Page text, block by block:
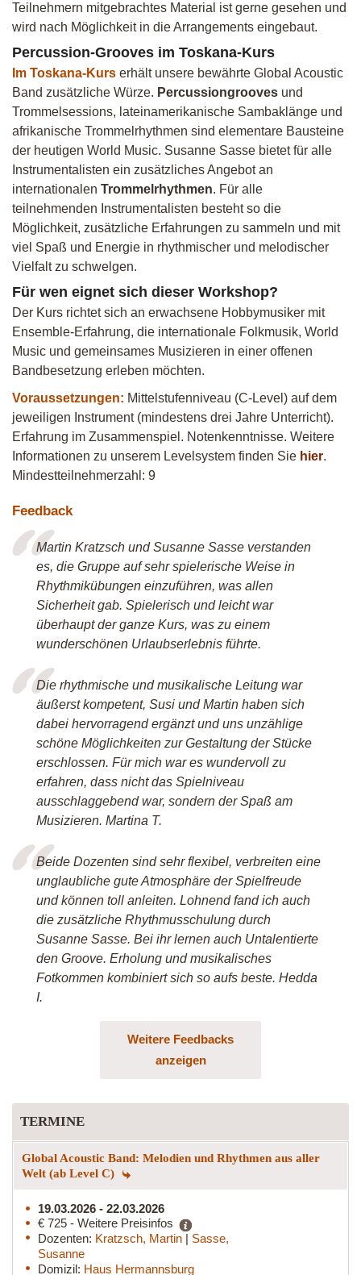
Teilnehmern mitgebrachtes Material ist gerne gesehen und
wird nach Möglichkeit in die Arrangements eingebaut.
Percussion-Grooves im Toskana-Kurs
Im Toskana-Kurs erhält unsere bewährte Global Acoustic
Band zusätzliche Würze. Percussiongrooves und
Trommelsessions, lateinamerikanische Sambaklänge und
afrikanische Trommelrhythmen sind elementare Bausteine
der heutigen World Music. Susanne Sasse bietet für alle
Instrumentalisten ein zusätzliches Angebot an
internationalen Trommelrhythmen. Für alle
teilnehmenden Instrumentalisten besteht so die
Möglichkeit, zusätzliche Erfahrungen zu sammeln und mit
viel Spaß und Energie in rhythmischer und melodischer
Vielfalt zu schwelgen.
Für wen eignet sich dieser Workshop?
Der Kurs richtet sich an erwachsene Hobbymusiker mit
Ensemble-Erfahrung, die internationale Folkmusik, World
Music und gemeinsames Musizieren in einer offenen
Bandbesetzung erleben möchten.
Voraussetzungen: Mittelstufenniveau (C-Level) auf dem
jeweiligen Instrument (mindestens drei Jahre Unterricht).
Erfahrung im Zusammenspiel. Notenkenntnisse. Weitere
Informationen zu unserem Levelsystem finden Sie hier.
Mindestteilnehmerzahl: 9
Feedback
Martin Kratzsch und Susanne Sasse verstanden
es, die Gruppe auf sehr spielerische Weise in
Rhythmikübungen einzuführen, was allen
Sicherheit gab. Spielerisch und leicht war
überhaupt der ganze Kurs, was zu einem
wunderschönen Urlaubserlebnis führte.
Die rhythmische und musikalische Leitung war
äußerst kompetent, Susi und Martin haben sich
dabei hervorragend ergänzt und uns unzählige
schöne Möglichkeiten zur Gestaltung der Stücke
erschlossen. Für mich war es wundervoll zu
erfahren, dass nicht das Spielniveau
ausschlaggebend war, sondern der Spaß am
Musizieren. Martina T.
Beide Dozenten sind sehr flexibel, verbreiten eine
unglaubliche gute Atmosphäre der Spielfreude
und können toll anleiten. Lohnend fand ich auch
die zusätzliche Rhythmusschulung durch
Susanne Sasse. Bei ihr lernen auch Untalentierte
den Groove. Erholung und musikalisches
Fotkommen kombiniert sich so aufs beste. Hedda
I.
Weitere Feedbacks
anzeigen
TERMINE
Global Acoustic Band: Melodien und Rhythmen aus aller
Welt (ab Level C)
19.03.2026 - 22.03.2026
€ 725 - Weitere Preisinfos
Dozenten: Kratzsch, Martin | Sasse,
Susanne
Domizil: Haus Hermannsburg